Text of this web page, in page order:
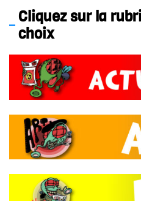
Ô chèr(e)s web-
Cliquez sur la
choix